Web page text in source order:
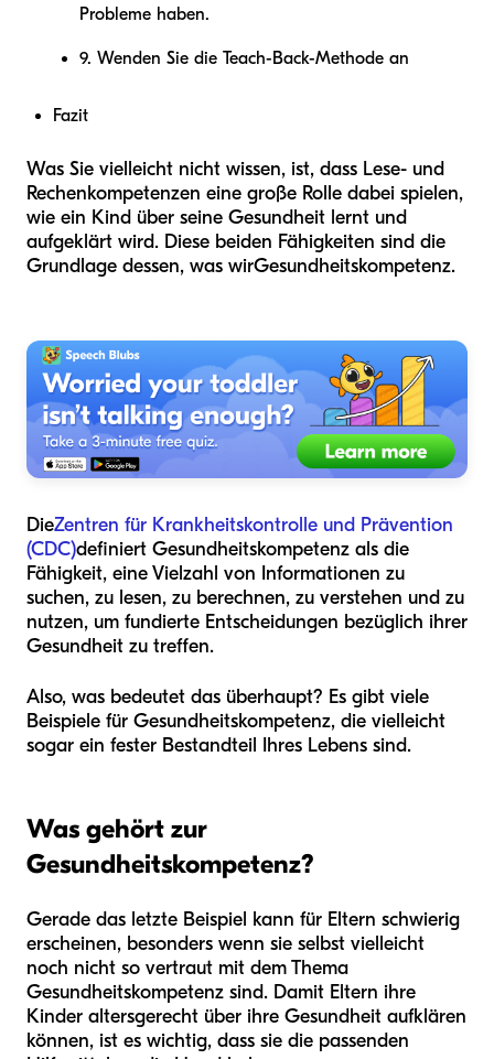
Probleme haben.
9. Wenden Sie die Teach-Back-Methode an
Fazit
Was Sie vielleicht nicht wissen, ist, dass Lese- und
Rechenkompetenzen eine große Rolle dabei spielen,
wie ein Kind über seine Gesundheit lernt und
aufgeklärt wird. Diese beiden Fähigkeiten sind die
Grundlage dessen, was wirGesundheitskompetenz.
DieZentren für Krankheitskontrolle und Prävention
(CDC)definiert Gesundheitskompetenz als die
Fähigkeit, eine Vielzahl von Informationen zu
suchen, zu lesen, zu berechnen, zu verstehen und zu
nutzen, um fundierte Entscheidungen bezüglich ihrer
Gesundheit zu treffen.
Also, was bedeutet das überhaupt? Es gibt viele
Beispiele für Gesundheitskompetenz, die vielleicht
sogar ein fester Bestandteil Ihres Lebens sind.
Was gehört zur
Gesundheitskompetenz?
Gerade das letzte Beispiel kann für Eltern schwierig
erscheinen, besonders wenn sie selbst vielleicht
noch nicht so vertraut mit dem Thema
Gesundheitskompetenz sind. Damit Eltern ihre
Kinder altersgerecht über ihre Gesundheit aufklären
können, ist es wichtig, dass sie die passenden